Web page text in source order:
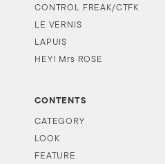
CONTROL FREAK/CTFK
LE VERNIS
LAPUIS
HEY! Mrs ROSE
CONTENTS
CATEGORY
LOOK
FEATURE